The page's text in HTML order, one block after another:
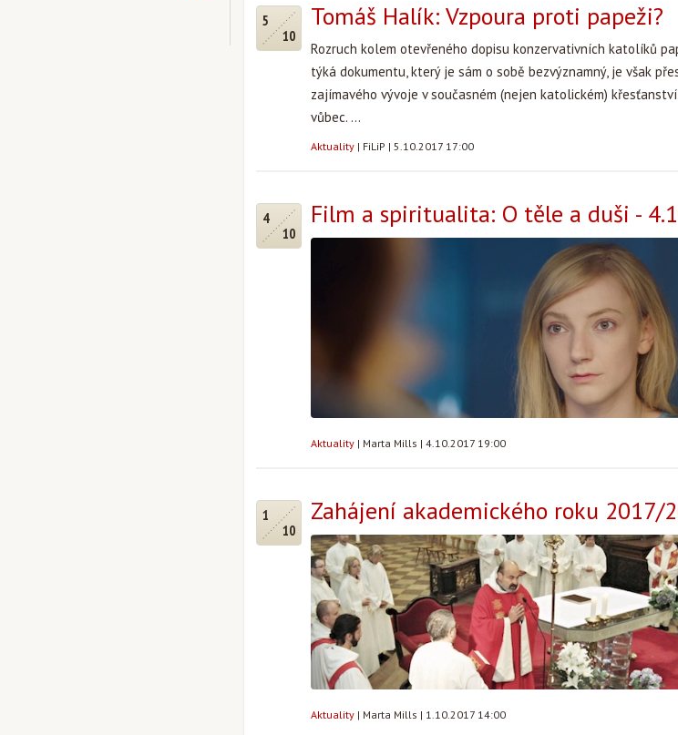
5
10
Tomáš Halík: Vzpoura proti papeži?
Rozruch kolem otevřeného dopisu konzervativních katolíků
týká dokumentu, který je sám o sobě bezvýznamný, je však
zajímavého vývoje v současném (nejen katolickém)
vůbec. ...
Aktuality | FiLiP | 5.10.2017 17:00
4
10
Film a spiritualita: O těle a duši -
Aktuality | Marta Mills | 4.10.2017 19:00
1
10
Zahájení akademického roku 2017/
Aktuality | Marta Mills | 1.10.2017 14:00